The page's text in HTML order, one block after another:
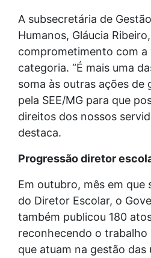
A subsecretária de
Humanos, Gláucia
comprometimento com a
categoria. “É mais uma
soma às outras ações de
pela SEE/MG para que
direitos dos nossos
destaca.
Progressão diretor
Em outubro, mês em que
do Diretor Escolar, o
também publicou 180
reconhecendo o
que atuam na gestão das